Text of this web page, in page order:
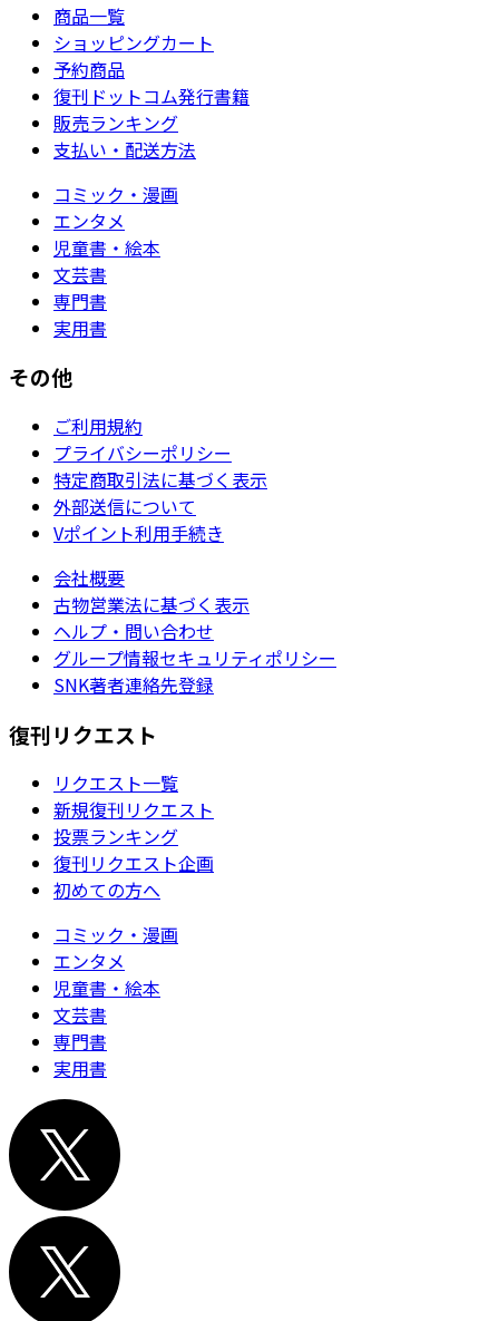
商品一覧
ショッピングカート
予約商品
復刊ドットコム発行書籍
販売ランキング
支払い・配送方法
コミック・漫画
エンタメ
児童書・絵本
文芸書
専門書
実用書
その他
ご利用規約
プライバシーポリシー
特定商取引法に基づく表示
外部送信について
Vポイント利用手続き
会社概要
古物営業法に基づく表示
ヘルプ・問い合わせ
グループ情報セキュリティポリシー
SNK著者連絡先登録
復刊リクエスト
リクエスト一覧
新規復刊リクエスト
投票ランキング
復刊リクエスト企画
初めての方へ
コミック・漫画
エンタメ
児童書・絵本
文芸書
専門書
実用書